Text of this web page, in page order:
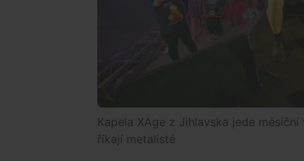
Kapela XAge z Jihlavska jede
říkají metalisté